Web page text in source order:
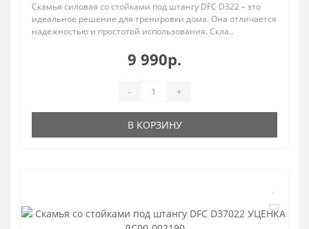
Скамья силовая со стойками под штангу DFC D322 – это
идеальное решение для тренировки дома. Она отличается
надежностью и простотой использования. Скла..
9 990р.
- +
В КОРЗИНУ